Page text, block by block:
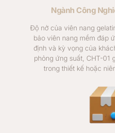
Ngành Công
Độ nở của viên nang
bảo viên nang mềm đáp
định và kỳ vọng của
phỏng ứng suất, CHT-01
trong thiết kế hoặc